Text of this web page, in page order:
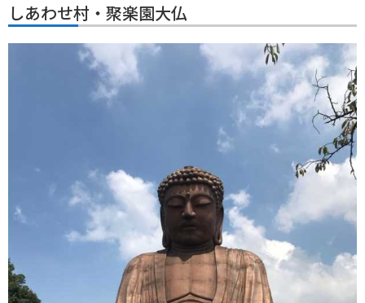
しあわせ村・聚楽園大仏